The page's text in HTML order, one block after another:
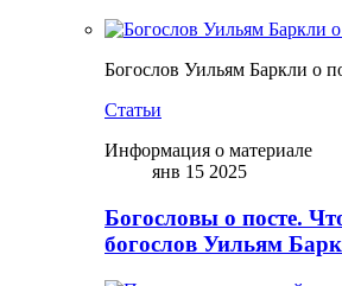
Богослов Уильям Баркли о
Статьи
Информация о материале
янв 15 2025
Богословы о посте.
богослов Уильям